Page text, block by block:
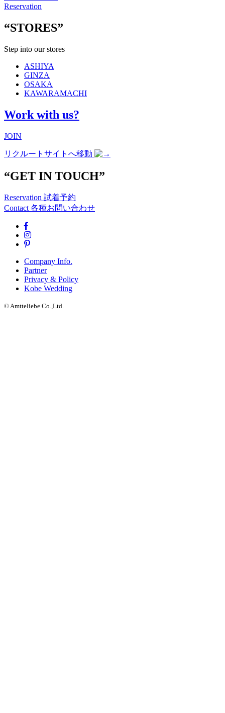
Reservation
“STORES”
Step into our stores
ASHIYA
GINZA
OSAKA
KAWARAMACHI
Work with us?
JOIN
リクルートサイトへ移動
“GET IN TOUCH”
Reservation 試着予約
Contact各種お問い合わせ
Company Info.
Partner
Privacy & Policy
Kobe Wedding
© Amtteliebe Co.,Ltd.